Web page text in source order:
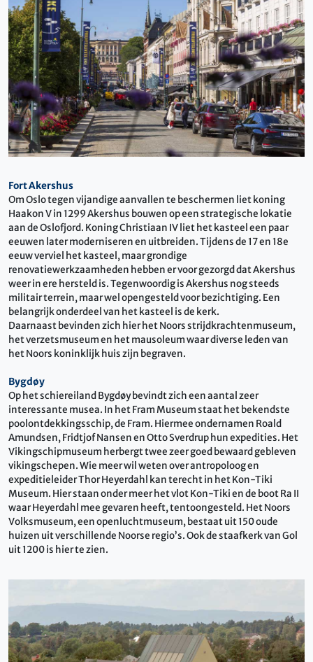
Fort Akershus
Om Oslo tegen vijandige aanvallen te beschermen liet koning
Haakon V in 1299 Akershus bouwen op een strategische lokatie
aan de Oslofjord. Koning Christiaan IV liet het kasteel een paar
eeuwen later moderniseren en uitbreiden. Tijdens de 17 en 18e
eeuw verviel het kasteel, maar grondige
renovatiewerkzaamheden hebben er voor gezorgd dat Akershus
weer in ere hersteld is. Tegenwoordig is Akershus nog steeds
militair terrein, maar wel opengesteld voor bezichtiging. Een
belangrijk onderdeel van het kasteel is de kerk.
Daarnaast bevinden zich hier het Noors strijdkrachtenmuseum,
het verzetsmuseum en het mausoleum waar diverse leden van
het Noors koninklijk huis zijn begraven.
Bygdøy
Op het schiereiland Bygdøy bevindt zich een aantal zeer
interessante musea. In het Fram Museum staat het bekendste
poolontdekkingsschip, de Fram. Hiermee ondernamen Roald
Amundsen, Fridtjof Nansen en Otto Sverdrup hun expedities. Het
Vikingschipmuseum herbergt twee zeer goed bewaard gebleven
vikingschepen. Wie meer wil weten over antropoloog en
expeditieleider Thor Heyerdahl kan terecht in het Kon-Tiki
Museum. Hier staan onder meer het vlot Kon-Tiki en de boot Ra II
waar Heyerdahl mee gevaren heeft, tentoongesteld. Het Noors
Volksmuseum, een openluchtmuseum, bestaat uit 150 oude
huizen uit verschillende Noorse regio’s. Ook de staafkerk van Gol
uit 1200 is hier te zien.